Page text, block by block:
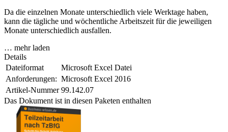
Da die einzelnen Monate unterschiedlich viele Werktage haben,
kann die tägliche und wöchentliche Arbeitszeit für die jeweiligen
Monate unterschiedlich ausfallen.
… mehr laden
Details
Dateiformat
Microsoft Excel Datei
Anforderungen: Microsoft Excel 2016
Artikel-Nummer 99.142.07
Das Dokument ist in diesen Paketen enthalten